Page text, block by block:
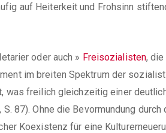
auf Heiterkeit und Frohsinn
oder auch » Freisozialisten,
im breiten Spektrum der
was freilich gleichzeitig einer
S. 87). Ohne die Bevormundung
Koexistenz für eine